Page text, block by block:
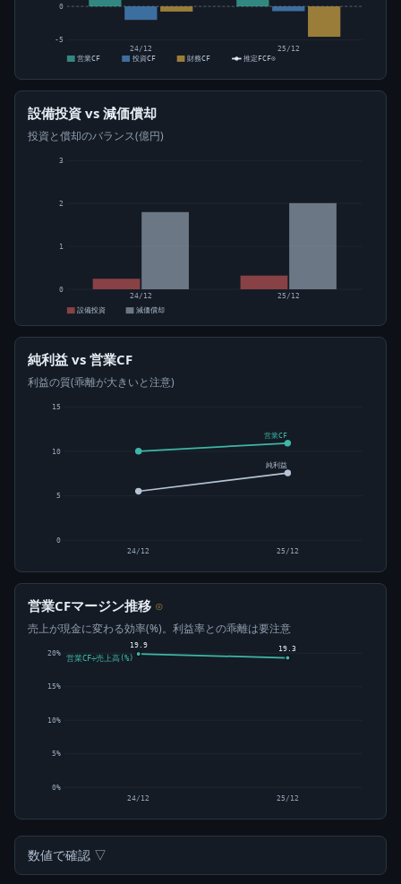
-5
0
24/12
25/12
営業CF
投資CF 財務CF 推定FCF⊙
設備投資 vs 減価償却
投資と償却のバランス(億円)
0
1
2
3
24/12
25/12
設備投資
減価償却
純利益 vs 営業CF
利益の質(乖離が大きいと注意)
0
5
10
15
営業CF
純利益
24/12 25/12
営業CFマージン推移 ⊙
売上が現金に変わる効率(%)。利益率との乖離は要注意
0%
5%
10%
15%
20%
19.9
24/12
19.3
25/12
営業CF÷売上高(%)
数値で確認 ▽